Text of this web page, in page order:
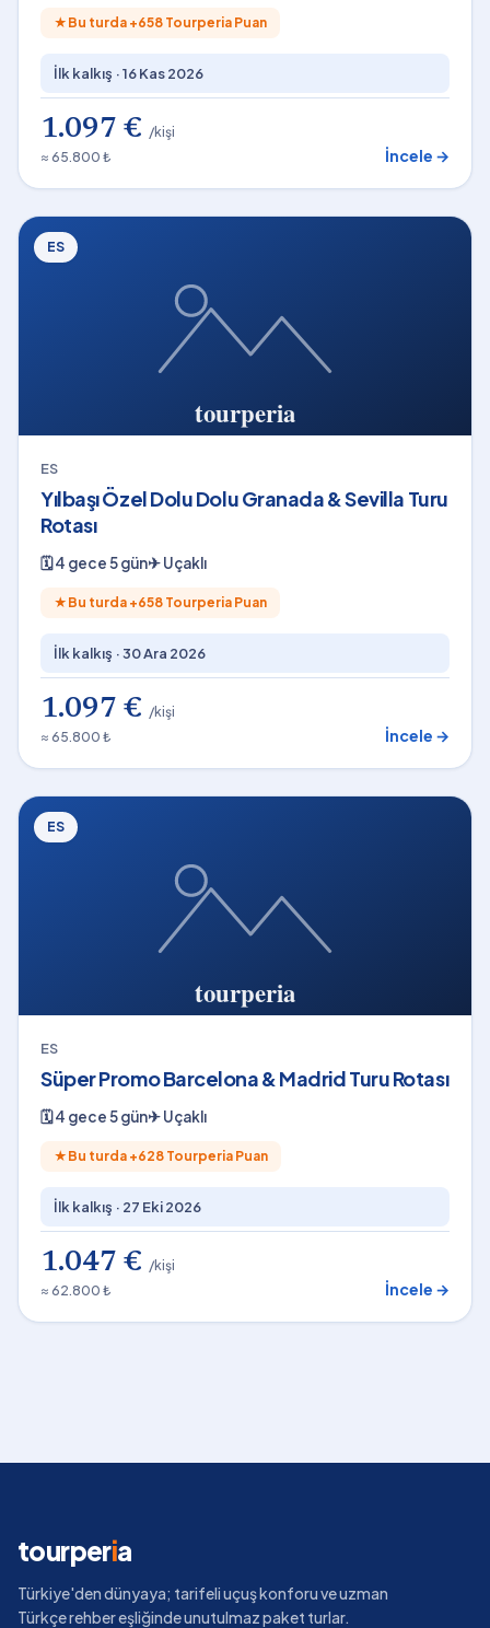
★ Bu turda +658 Tourperia Puan
İlk kalkış ·16 Kas 2026
1.097 € /kişi
≈ 65.800 ₺
İncele →
ES
ES
Yılbaşı Özel Dolu Dolu Granada & Sevilla Turu
Rotası
🗓4 gece 5 gün✈Uçaklı
★ Bu turda +658 Tourperia Puan
İlk kalkış ·30 Ara 2026
1.097 € /kişi
≈ 65.800 ₺
İncele →
ES
ES
Süper Promo Barcelona & Madrid Turu Rotası
🗓4 gece 5 gün✈Uçaklı
★ Bu turda +628 Tourperia Puan
İlk kalkış · 27 Eki 2026
1.047 € /kişi
≈ 62.800 ₺
İncele →
tourperia
Türkiye'den dünyaya; tarifeli uçuş konforu ve uzman
Türkçe rehber eşliğinde unutulmaz paket turlar.